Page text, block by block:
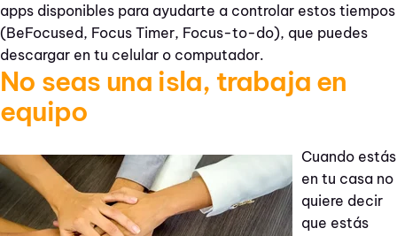
apps disponibles para ayudarte a controlar estos tiempos
(BeFocused, Focus Timer, Focus-to-do), que puedes
descargar en tu celular o computador.
No seas una isla, trabaja en
equipo
Cuando estás
en tu casa no
quiere decir
que estás